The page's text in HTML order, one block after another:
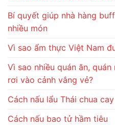
Bí quyết giúp nhà hàng
nhiều món
Vì sao ẩm thực Việt Nam
Vì sao nhiều quán ăn,
rơi vào cảnh vắng vẻ?
Cách nấu lẩu Thái chua cay
Cách nấu bao tử hầm tiêu